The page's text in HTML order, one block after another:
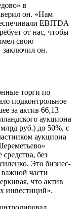
в
он. «Нам
EBITDA
от нас, чтобы
свою
он.
торги по
подконтрольное
за актив 66,13
аукциона
руб.) до 50%, с
аукциона
без
Это бизнес-
части
что актив
инвестиций».